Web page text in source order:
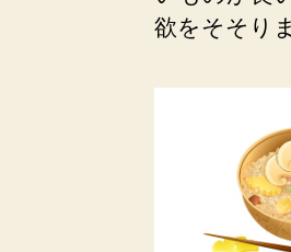
欲をそそり